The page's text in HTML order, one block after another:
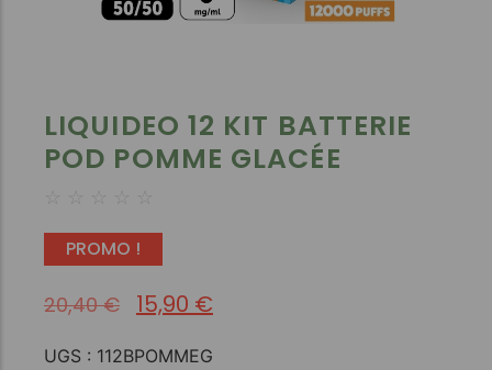
LIQUIDEO 12 KIT BATTERIE
POD POMME GLACÉE
☆ ☆ ☆ ☆ ☆
PROMO !
20,40€ 15,90 €
UGS : 112BPOMMEG